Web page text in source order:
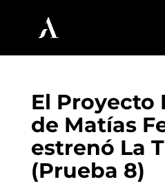
El Proyecto
de Matías
estrenó La
(Prueba 8)